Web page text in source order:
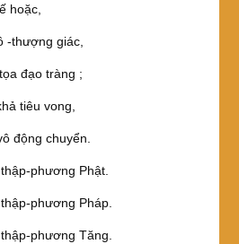
hoặc,
-thượng giác,
đạo tràng ;
tiêu vong,
động chuyển.
phương Phật.
phương Pháp.
phương Tăng.